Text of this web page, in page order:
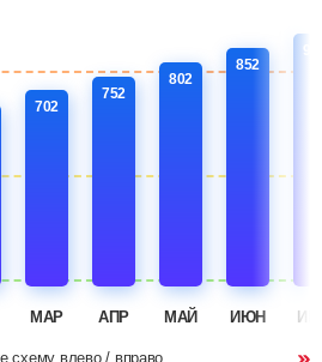
702
МАР
752
АПР
802
МАЙ
852
ИЮН
схему влево / вправо